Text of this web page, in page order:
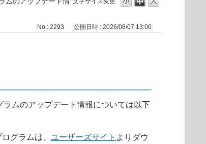
No : 2293 公開日時 : 2026/08/07 13:00
ムのアップデート情報については以下
グラムは、 ユーザーズサイト よりダウ